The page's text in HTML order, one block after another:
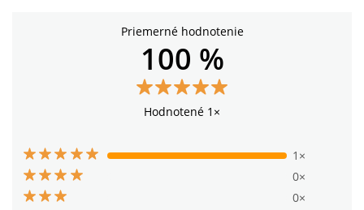
Priemerné hodnotenie
100 %
Hodnotené 1×
1×
0×
0×